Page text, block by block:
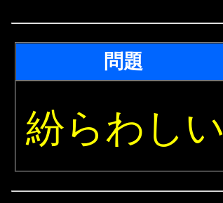
問題
紛らわしい